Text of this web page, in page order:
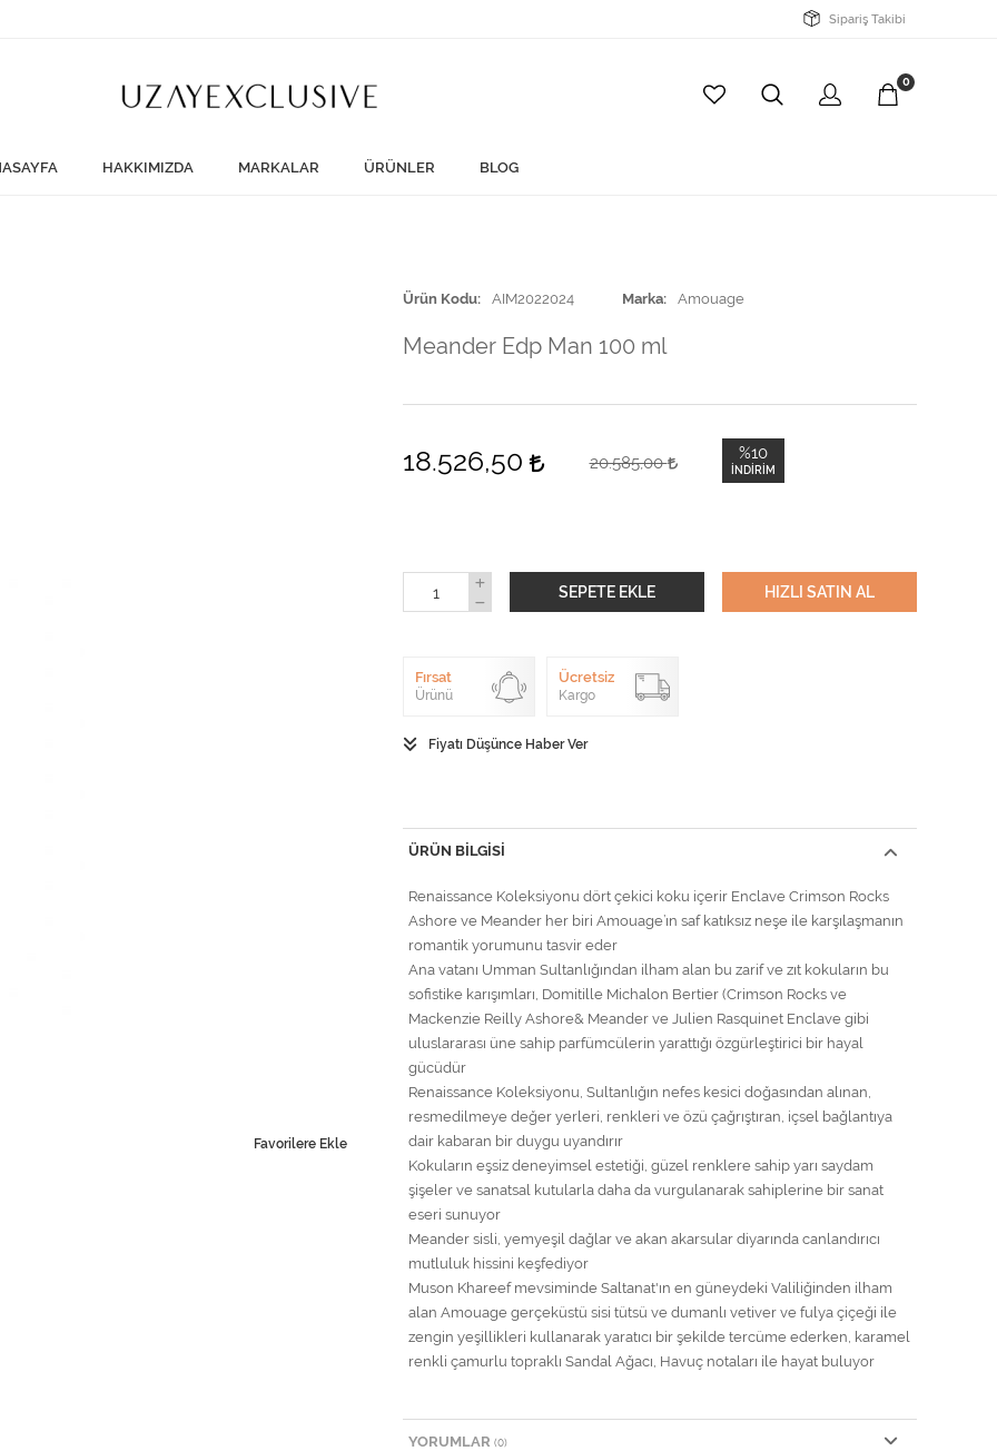
Sipariş Takibi
0
HAKKIMIZDA MARKALAR ÜRÜNLER BLOG
Favorilere Ekle
Ürün Kodu AIM2022024 Marka Amouage
Meander Edp Man 100 ml
18.526,50 20.585,00 %10
İNDIRIM
SEPETE EKLE HIZLI SATIN AL
Fırsat
Ürünü
Ücretsiz
Kargo
Fiyatı Düşünce Haber Ver
ÜRÜN BILGISI
Renaissance Koleksiyonu dört çekici koku içerir Enclave Crimson Rocks
Ashore ve Meander her biri Amouage’ın saf katıksız neşe ile karşılaşmanın
romantik yorumunu tasvir eder
Ana vatanı Umman Sultanlığından ilham alan bu zarif ve zıt kokuların bu
sofistike karışımları, Domitille Michalon Bertier (Crimson Rocks ve
Mackenzie Reilly Ashore& Meander ve Julien Rasquinet Enclave gibi
uluslararası üne sahip parfümcülerin yarattığı özgürleştirici bir hayal
gücüdür
Renaissance Koleksiyonu, Sultanlığın nefes kesici doğasından alınan,
resmedilmeye değer yerleri, renkleri ve özü çağrıştıran, içsel bağlantıya
dair kabaran bir duygu uyandırır
Kokuların eşsiz deneyimsel estetiği, güzel renklere sahip yarı saydam
şişeler ve sanatsal kutularla daha da vurgulanarak sahiplerine bir sanat
eseri sunuyor
Meander sisli, yemyeşil dağlar ve akan akarsular diyarında canlandırıcı
mutluluk hissini keşfediyor
Muson Khareef mevsiminde Saltanat'ın en güneydeki Valiliğinden ilham
alan Amouage gerçeküstü sisi tütsü ve dumanlı vetiver ve fulya çiçeği ile
zengin yeşillikleri kullanarak yaratıcı bir şekilde tercüme ederken, karamel
renkli çamurlu topraklı Sandal Ağacı, Havuç notaları ile hayat buluyor
YORUMLAR (0)